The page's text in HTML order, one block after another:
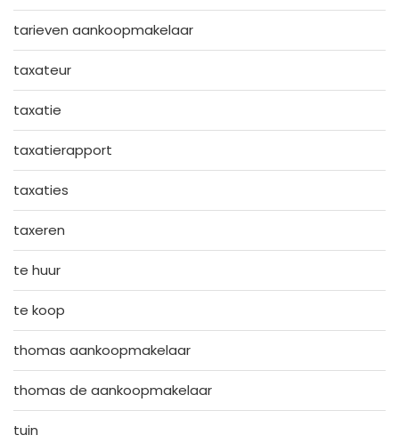
tarieven aankoopmakelaar
taxateur
taxatie
taxatierapport
taxaties
taxeren
te huur
te koop
thomas aankoopmakelaar
thomas de aankoopmakelaar
tuin